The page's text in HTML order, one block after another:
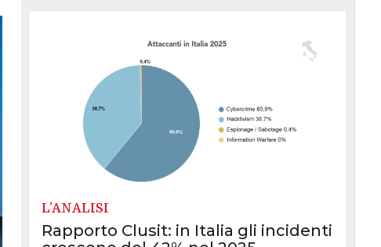
L’ANALISI
Rapporto Clusit: in Italia gli incidenti